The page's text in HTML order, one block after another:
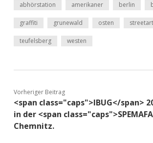
abhörstation amerikaner berlin
graffiti grunewald osten streetart
teufelsberg westen
Vorheriger Beitrag
<span class="caps">IBUG</span>
in der <span
Chemnitz.